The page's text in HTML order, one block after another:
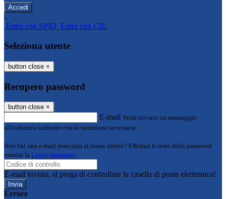
-
Entra con SPID Entra con CIE
Seleziona utente
button close ×
Recupero password
button close ×
E-mail Verrà inviato un messaggio
all'indirizzo indicato con le istruzioni necessarie.
Non hai una e-mail associata al nome utente? Effettua il reset della password
tramite la Login Spaggiari
E-mail inviata, si prega di controllare la casella di posta elettronica!
Errore